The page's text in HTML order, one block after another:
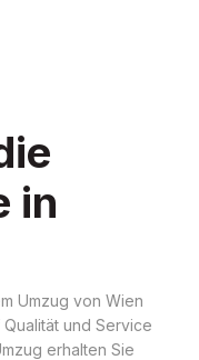
in
Umzug von Wien
und Service
erhalten Sie